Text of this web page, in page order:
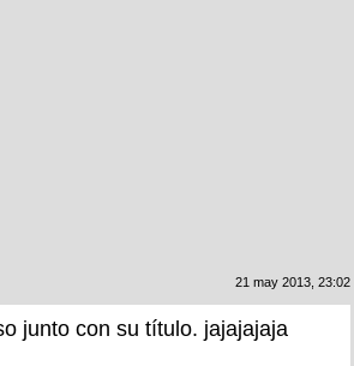
21 may 2013, 23:02
junto con su título. jajajajaja